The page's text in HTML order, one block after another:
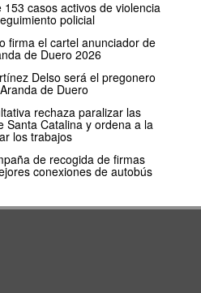
casos activos de violencia
policial
firma el cartel anunciador de
de Duero 2026
Delso será el pregonero
de Duero
rechaza paralizar las
Santa Catalina y ordena a la
los trabajos
de recogida de firmas
conexiones de autobús